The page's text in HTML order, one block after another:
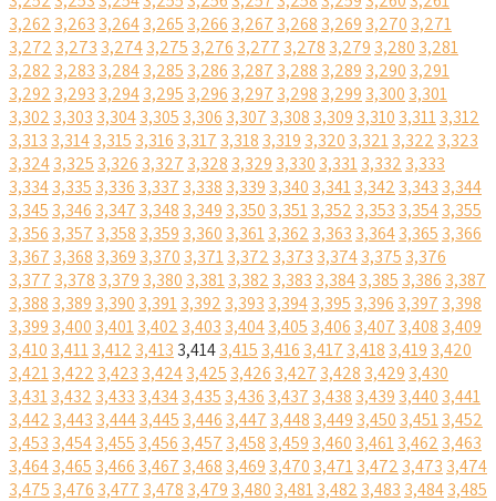
3,262 3,263 3,2643,265 3,266 3,267 3,268 3,269 3,270 3,271
3,272 3,273 3,2743,275 3,276 3,277 3,278 3,279 3,280 3,281
3,282 3,283 3,2843,285 3,286 3,287 3,288 3,289 3,290 3,291
3,292 3,293 3,2943,295 3,296 3,297 3,298 3,299 3,300 3,301
3,302 3,303 3,3043,305 3,306 3,307 3,308 3,309 3,310 3,3113,312
3,313 3,3143,315 3,316 3,317 3,318 3,319 3,320 3,3213,322 3,323
3,3243,325 3,326 3,327 3,328 3,329 3,330 3,3313,332 3,333
3,3343,335 3,336 3,337 3,338 3,339 3,340 3,3413,342 3,343 3,344
3,345 3,346 3,347 3,348 3,349 3,350 3,3513,352 3,353 3,3543,355
3,356 3,357 3,358 3,359 3,360 3,3613,362 3,363 3,3643,365 3,366
3,367 3,368 3,369 3,370 3,3713,372 3,373 3,3743,375 3,376
3,377 3,378 3,379 3,380 3,3813,382 3,383 3,3843,385 3,386 3,387
3,388 3,389 3,390 3,3913,392 3,393 3,3943,395 3,396 3,397 3,398
3,399 3,400 3,4013,402 3,403 3,4043,405 3,406 3,407 3,408 3,409
3,410 3,4113,412 3,413 3,4143,415 3,416 3,417 3,418 3,419 3,420
3,4213,422 3,423 3,4243,425 3,426 3,427 3,428 3,429 3,430
3,4313,432 3,433 3,4343,435 3,436 3,437 3,438 3,439 3,440 3,441
3,442 3,443 3,4443,445 3,446 3,447 3,448 3,449 3,450 3,4513,452
3,453 3,4543,455 3,456 3,457 3,458 3,459 3,460 3,4613,462 3,463
3,4643,465 3,466 3,467 3,468 3,469 3,470 3,4713,472 3,473 3,474
3,475 3,476 3,477 3,478 3,479 3,480 3,4813,482 3,483 3,4843,485